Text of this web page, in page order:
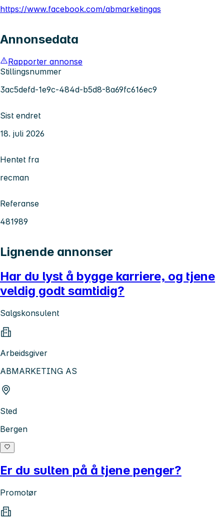
https://www.facebook.com/abmarketingas
Annonsedata
Rapporter annonse
Stillingsnummer
3ac5defd-1e9c-484d-b5d8-8a69fc616ec9
Sist endret
18. juli 2026
Hentet fra
recman
Referanse
481989
Lignende annonser
Har du lyst å bygge karriere, og tjene
veldig godt samtidig?
Salgskonsulent
Arbeidsgiver
ABMARKETING AS
Sted
Bergen
Er du sulten på å tjene penger?
Promotør